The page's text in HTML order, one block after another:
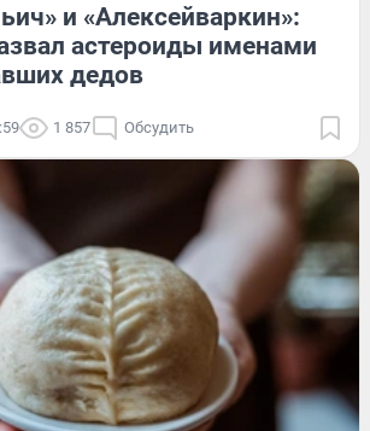
и «Алексейваркин»:
астероиды именами
дедов
1 857 Обсудить